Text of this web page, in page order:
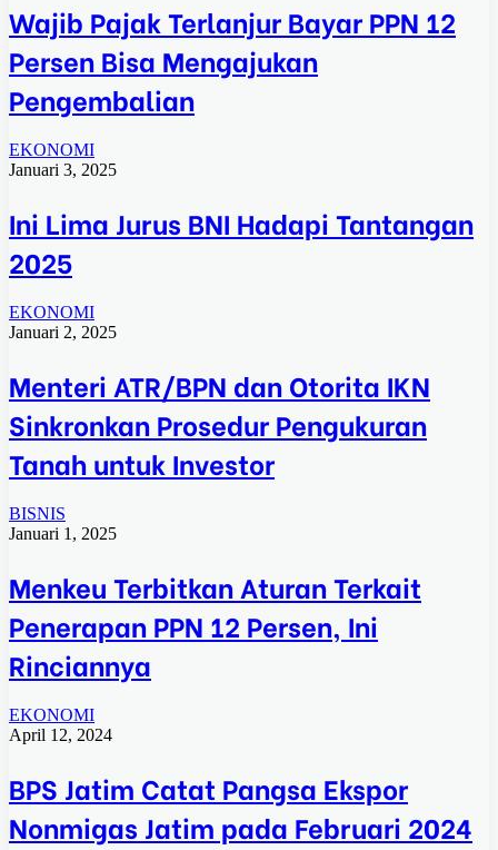
Wajib Pajak Terlanjur Bayar PPN 12
Persen Bisa Mengajukan
Pengembalian
EKONOMI
Januari 3, 2025
Ini Lima Jurus BNI Hadapi Tantangan
2025
EKONOMI
Januari 2, 2025
Menteri ATR/BPN dan Otorita IKN
Sinkronkan Prosedur Pengukuran
Tanah untuk Investor
BISNIS
Januari 1, 2025
Menkeu Terbitkan Aturan Terkait
Penerapan PPN 12 Persen, Ini
Rinciannya
EKONOMI
April 12, 2024
BPS Jatim Catat Pangsa Ekspor
Nonmigas Jatim pada Februari 2024